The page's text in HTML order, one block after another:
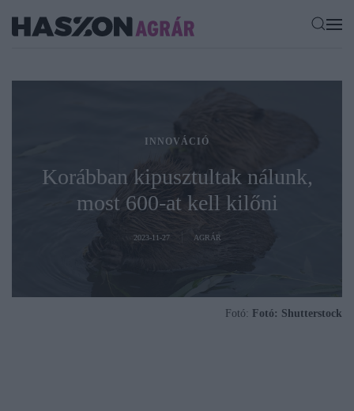
INNOVÁCIÓ
Korábban kipusztultak nálunk,
most 600-at kell kilőni
2023-11-27 AGRÁR
Fotó: Fotó: Shutterstock